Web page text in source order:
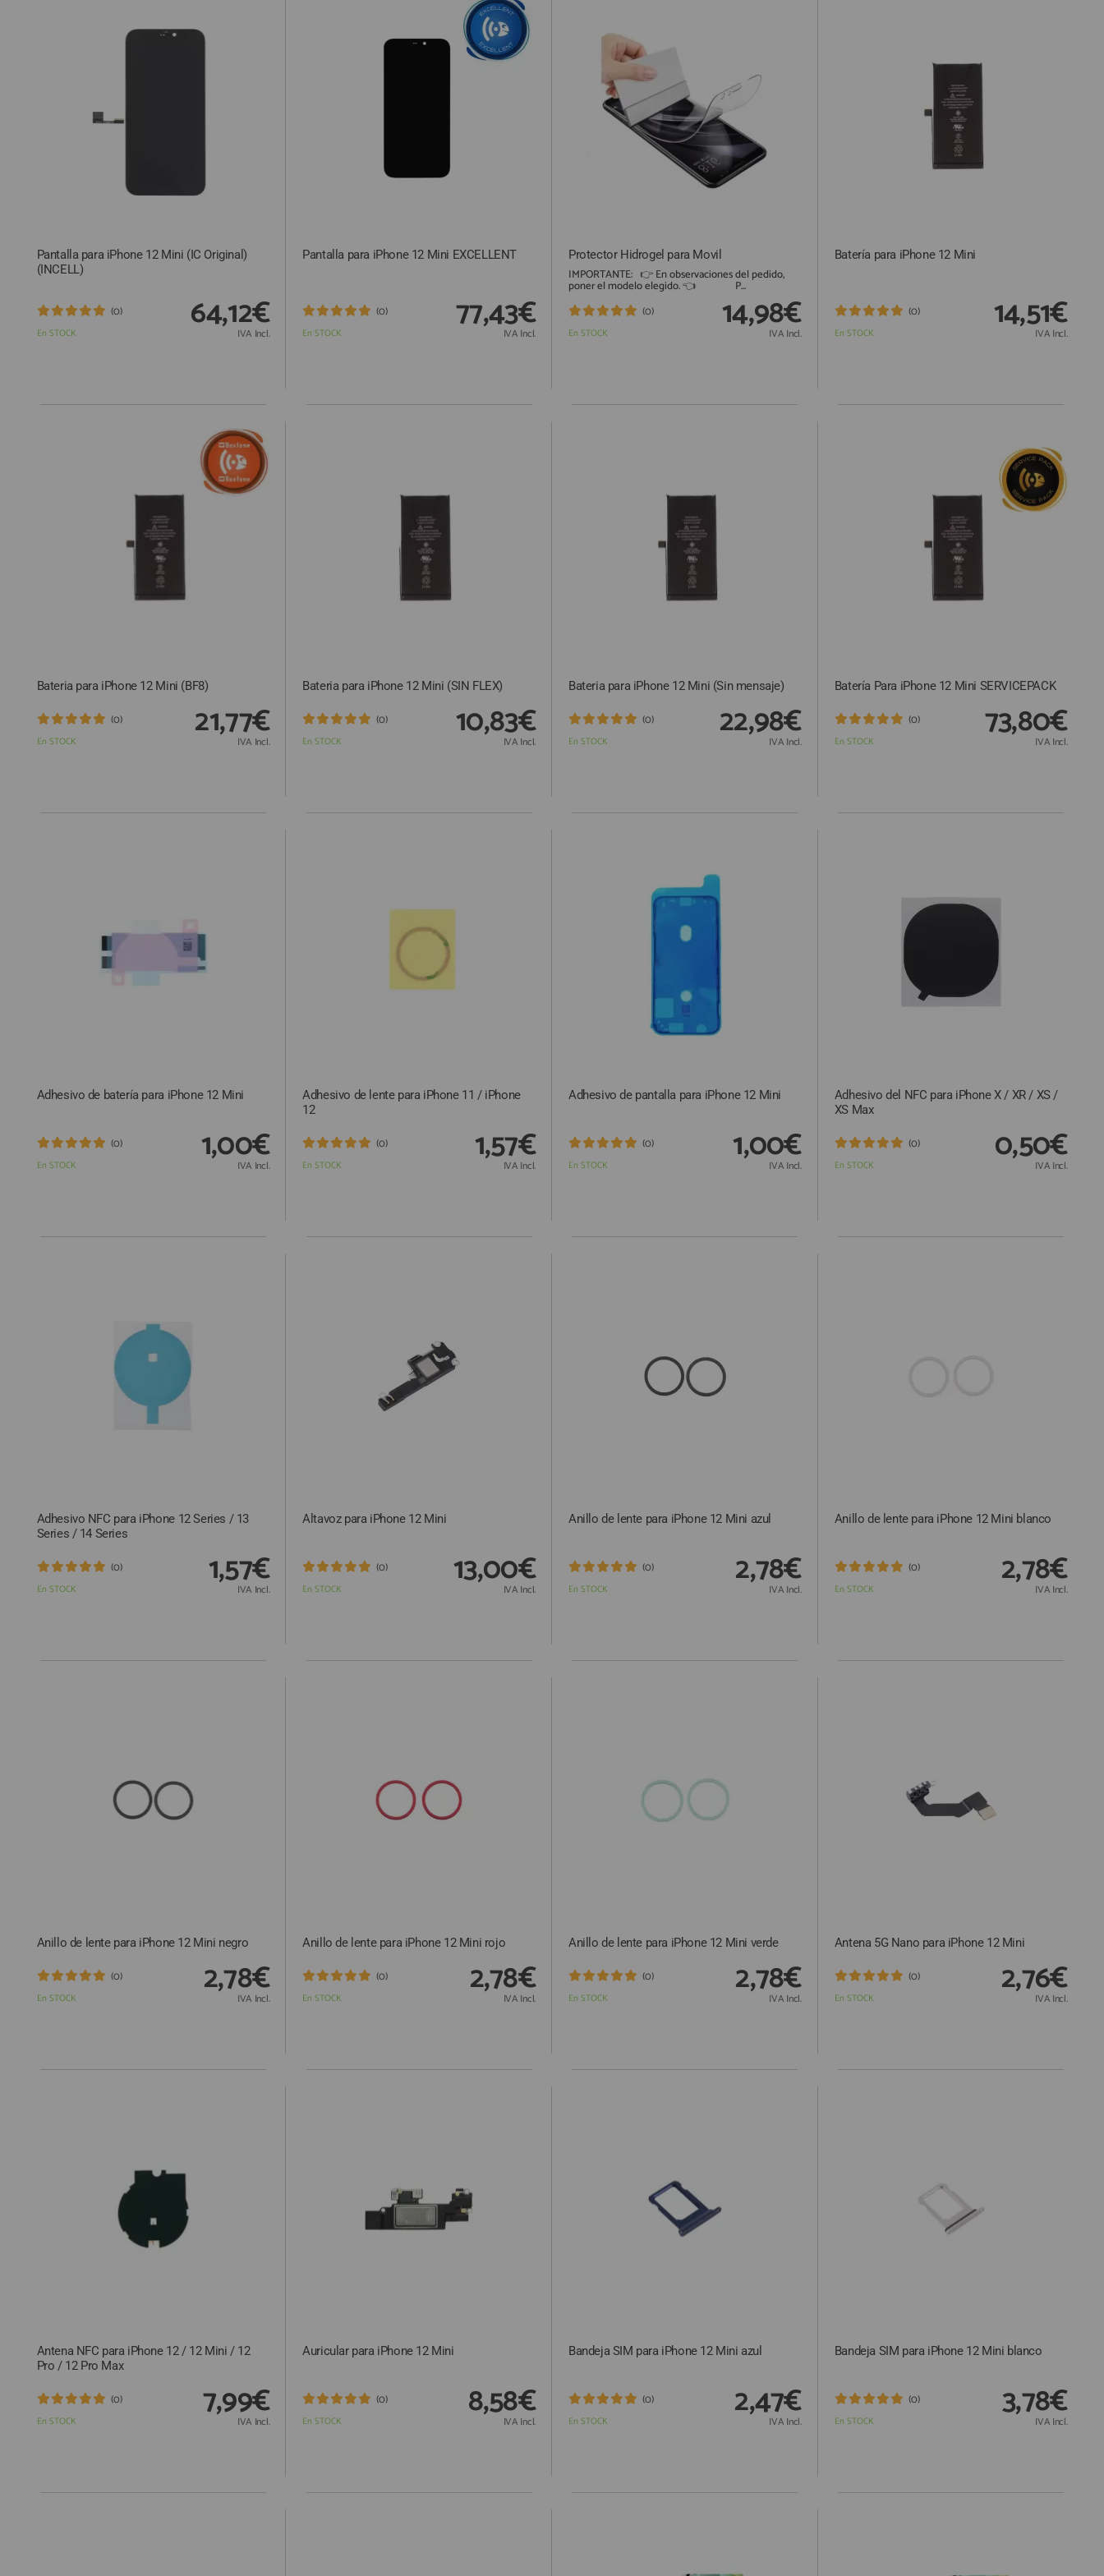
TOP VENTAS REPUESTOS
NUESTRO BLOG
HORARIO de TIENDA:
Lunes a Viernes 09:30h a 20:00h
También atendemos Whatsapp
info@preciosadictos.com
Pantalla para iPhone 12 Mini (IC Original)
(INCELL)
En STOCK
(0) 64,12€
IVA Incl.
Pantalla para iPhone 12 Mini EXCELLENT
En STOCK
(0) 77,43€
IVA Incl.
Protector Hidrogel para Movil
IMPORTANTE: 👉 En observaciones del pedido,
poner el modelo elegido. 👈 P...
En STOCK
(0) 14,98€
IVA Incl.
Batería para iPhone 12 Mini
En STOCK
(0) 14,51€
IVA Incl.
Bateria para iPhone 12 Mini (BF8)
En STOCK
(0) 21,77€
IVA Incl.
Bateria para iPhone 12 Mini (SIN FLEX)
En STOCK
(0) 10,83€
IVA Incl.
Bateria para iPhone 12 Mini (Sin mensaje)
En STOCK
(0) 22,98€
IVA Incl.
Batería Para iPhone 12 Mini SERVICEPACK
En STOCK
(0) 73,80€
IVA Incl.
Adhesivo de batería para iPhone 12 Mini
En STOCK
(0) 1,00€
IVA Incl.
Adhesivo de lente para iPhone 11 / iPhone
12
En STOCK
(0) 1,57€
IVA Incl.
Adhesivo de pantalla para iPhone 12 Mini
En STOCK
(0) 1,00€
IVA Incl.
Adhesivo del NFC para iPhone X / XR / XS /
XS Max
En STOCK
(0) 0,50€
IVA Incl.
Adhesivo NFC para iPhone 12 Series / 13
Series / 14 Series
En STOCK
(0) 1,57€
IVA Incl.
Altavoz para iPhone 12 Mini
En STOCK
(0) 13,00€
IVA Incl.
Anillo de lente para iPhone 12 Mini azul
En STOCK
(0) 2,78€
IVA Incl.
Anillo de lente para iPhone 12 Mini blanco
En STOCK
(0) 2,78€
IVA Incl.
Anillo de lente para iPhone 12 Mini negro
En STOCK
(0) 2,78€
IVA Incl.
Anillo de lente para iPhone 12 Mini rojo
En STOCK
(0) 2,78€
IVA Incl.
Anillo de lente para iPhone 12 Mini verde
En STOCK
(0) 2,78€
IVA Incl.
Antena 5G Nano para iPhone 12 Mini
En STOCK
(0) 2,76€
IVA Incl.
Antena NFC para iPhone 12 / 12 Mini / 12
Pro / 12 Pro Max
En STOCK
(0) 7,99€
IVA Incl.
Auricular para iPhone 12 Mini
En STOCK
(0) 8,58€
IVA Incl.
Bandeja SIM para iPhone 12 Mini azul
En STOCK
(0) 2,47€
IVA Incl.
Bandeja SIM para iPhone 12 Mini blanco
En STOCK
(0) 3,78€
IVA Incl.